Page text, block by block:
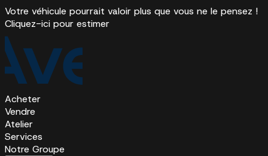
Votre véhicule pourrait valoir plus que vous ne le pensez !
Cliquez-ici pour estimer
Acheter
Vendre
Atelier
Services
Notre Groupe